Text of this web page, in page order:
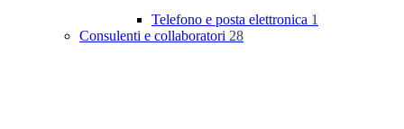
Telefono e posta elettronica 1
Consulenti e collaboratori 28